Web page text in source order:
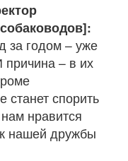
за годом – уже
– в их
станет спорить
нравится
нашей дружбы